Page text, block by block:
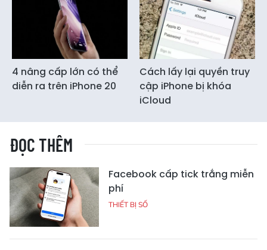
4 nâng cấp lớn có thể
diễn ra trên iPhone 20
Cách lấy lại quyền truy
cập iPhone bị khóa
iCloud
ĐỌC THÊM
Facebook cấp tick trắng miễn
phí
THIẾT BỊ SỐ